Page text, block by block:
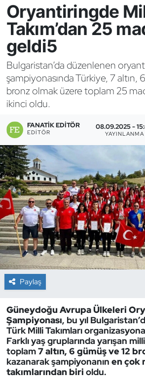
Oryantiringde
Takım’dan 25
geldi5
Bulgaristan’da düzenlenen
şampiyonasında Türkiye, 7 altın,
bronz olmak üzere toplam 25
ikinci oldu.
FANATIK EDITÖR
EDITÖR
08.09.2025 -
YAYINLANMA
Paylaş
Güneydoğu Avrupa Ülkeleri
Şampiyonası, bu yıl
Türk Milli Takımları
Farklı yaş gruplarında yarışan
toplam7 altın, 6 gümüş ve 12
kazanarak şampiyonanın en çok
takımlarından biri oldu.
Binicilik
Bisiklet
Boks
Briç
Buz Hokeyi
Buz Pateni
Çim Hokeyi
Cimnastik
Curling
Dağcılık
Dans Sporları
Dövüş Sanatı
E-Spor
Eskrim